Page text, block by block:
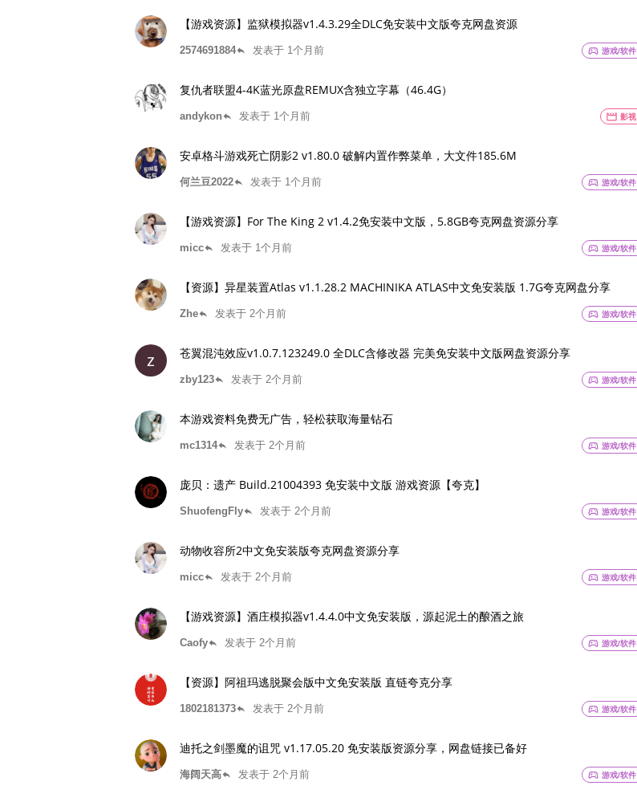
【游戏资源】监狱模拟器v1.4.3.29全DLC免安装中文版夸克网盘资源
2574691884reply 发表于 1个月前 sports_esports 游戏/软件
复仇者联盟4-4K蓝光原盘REMUX含独立字幕（46.4G）
andykon reply 发表于 1个月前 movie 影视
安卓格斗游戏死亡阴影2 v1.80.0 破解内置作弊菜单，大文件185.6M
何兰豆2022reply 发表于 1个月前 sports_esports 游戏/软件
【游戏资源】For The King 2 v1.4.2免安装中文版，5.8GB夸克网盘资源分享
miccreply 发表于 1个月前 sports_esports 游戏/软件
【资源】异星装置Atlas v1.1.28.2 MACHINIKA ATLAS中文免安装版 1.7G夸克网盘分享
Zhereply 发表于 2个月前 sports_esports 游戏/软件
z 苍翼混沌效应v1.0.7.123249.0 全DLC含修改器 完美免安装中文版网盘资源分享
zby123reply 发表于 2个月前 sports_esports 游戏/软件
本游戏资料免费无广告，轻松获取海量钻石
mc1314reply 发表于 2个月前 sports_esports 游戏/软件
庞贝：遗产 Build.21004393 免安装中文版 游戏资源【夸克】
ShuofengFlyreply 发表于 2个月前 sports_esports 游戏/软件
动物收容所2中文免安装版夸克网盘资源分享
miccreply 发表于 2个月前 sports_esports 游戏/软件
【游戏资源】酒庄模拟器v1.4.4.0中文免安装版，源起泥土的酿酒之旅
Caofyreply 发表于 2个月前 sports_esports 游戏/软件
【资源】阿祖玛逃脱聚会版中文免安装版 直链夸克分享
1802181373reply 发表于 2个月前 sports_esports 游戏/软件
迪托之剑墨魔的诅咒 v1.17.05.20 免安装版资源分享，网盘链接已备好
海阔天高reply 发表于 2个月前 sports_esports 游戏/软件